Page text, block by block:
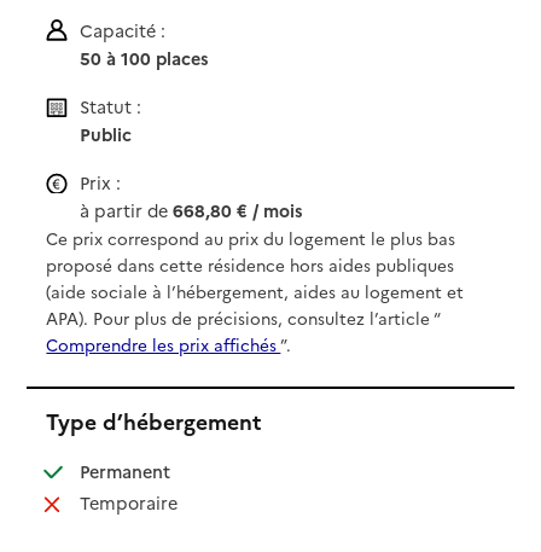
Capacité :
50 à 100 places
Statut :
Public
Prix :
à partir de668,80 € / mois
Ce prix correspond au prix du logement le plus bas
proposé dans cette résidence hors aides publiques
(aide sociale à l’hébergement, aides au logement et
APA). Pour plus de précisions, consultez l’article “
Comprendre les prix affichés”.
Type d’hébergement
Permanent: disponible
Temporaire: non disponible